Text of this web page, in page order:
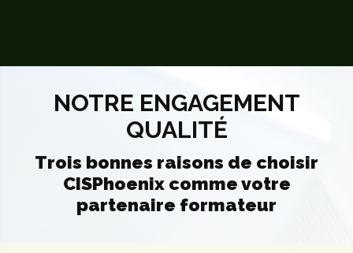
NOTRE ENGAGEMENT
QUALITÉ
Trois bonnes raisons de choisir
CISPhoenix comme votre
partenaire formateur